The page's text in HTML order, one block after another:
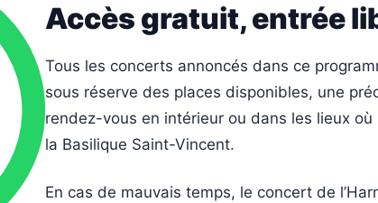
Accès gratuit, entrée
Tous les concerts annoncés dans ce
sous réserve des places disponibles, une
rendez-vous en intérieur ou dans les lieux
la Basilique Saint-Vincent.
En cas de mauvais temps, le concert de